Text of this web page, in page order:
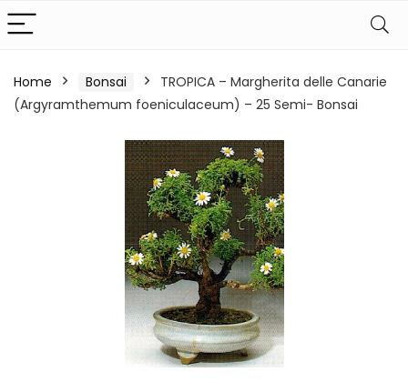
Home Bonsai
TROPICA – Margherita delle Canarie
(Argyramthemum foeniculaceum) – 25 Semi- Bonsai